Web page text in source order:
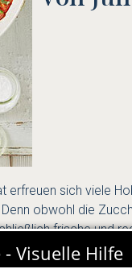
erfreuen sich viele
obwohl die
frische und